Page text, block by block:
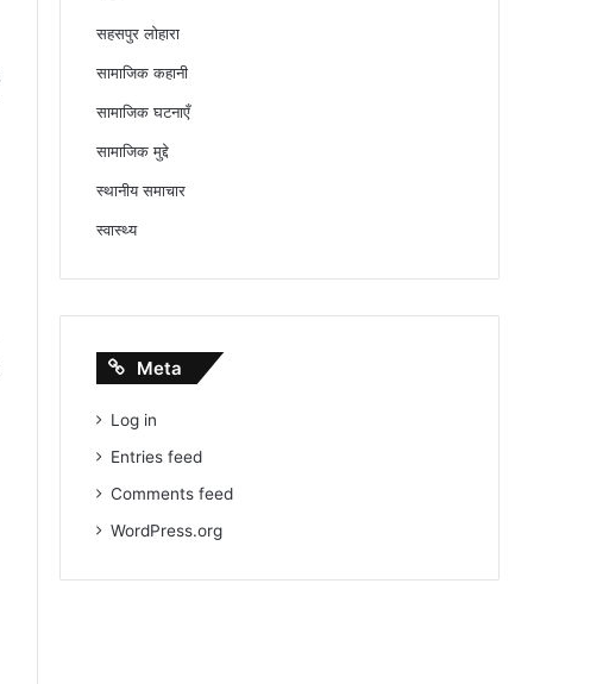
सहसपुर लोहारा
सामाजिक कहानी
सामाजिक घटनाएँ
सामाजिक मुद्दे
स्थानीय समाचार
स्वास्थ्य
Meta
Log in
Entries feed
Comments feed
WordPress.org